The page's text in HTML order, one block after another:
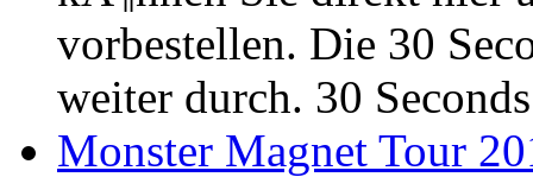
vorbestellen. Die 30
weiter durch. 30
Monster Magnet Tour